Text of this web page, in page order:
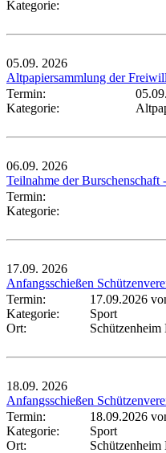
Kategorie:
05.09. 2026
Altpapiersammlung der
Termin:
Kategorie:
06.09. 2026
Teilnahme der
Termin:
Kategorie:
17.09. 2026
Anfangsschießen
Termin:
17.09.2026
Kategorie:
Sport
Ort:
18.09. 2026
Anfangsschießen
Termin:
18.09.2026
Kategorie:
Sport
Ort: